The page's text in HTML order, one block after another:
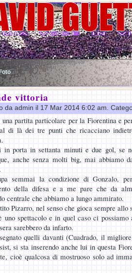
vittoria
da admin il 17 Mar 2014 6:02 am.
una partita particolare per la Fiorentina e
di là dei tre punti che ricacciano
in porta in settanta minuti e due gol, se
anche senza molti big, mai abbiamo
semmai la condizione di Gonzalo,
della difesa e a me pare che da
centrale che abbiamo a lungo ammirato.
Pizarro, nel senso che gioca sempre allo
uno spettacolo e in quel caso ci
sarebbero da infarto.
quelli davanti (Cuadrado, il
si sta inserendo anche lui in questa
cioè qualcosa di mostruoso solo ad